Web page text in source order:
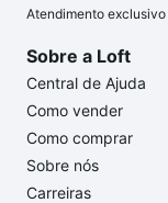
Atendimento
Sobre a Loft
Central de Ajuda
Como vender
Como comprar
Sobre nós
Carreiras